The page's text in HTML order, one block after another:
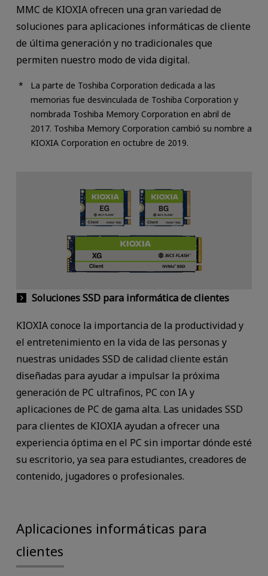
MMC de KIOXIA ofrecen una gran variedad de
soluciones para aplicaciones informáticas de cliente
de última generación y no tradicionales que
permiten nuestro modo de vida digital.
La parte de Toshiba Corporation dedicada a las
memorias fue desvinculada de Toshiba Corporation y
nombrada Toshiba Memory Corporation en abril de
2017. Toshiba Memory Corporation cambió su nombre a
KIOXIA Corporation en octubre de 2019.
Soluciones SSD para informática de clientes
KIOXIA conoce la importancia de la productividad y
el entretenimiento en la vida de las personas y
nuestras unidades SSD de calidad cliente están
diseñadas para ayudar a impulsar la próxima
generación de PC ultrafinos, PC con IA y
aplicaciones de PC de gama alta. Las unidades SSD
para clientes de KIOXIA ayudan a ofrecer una
experiencia óptima en el PC sin importar dónde esté
su escritorio, ya sea para estudiantes, creadores de
contenido, jugadores o profesionales.
Aplicaciones informáticas para
clientes